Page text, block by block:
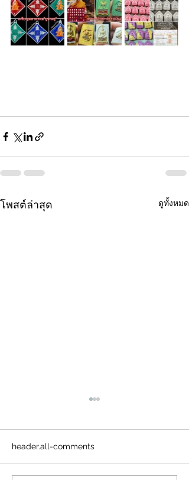
โพสต์ล่าสุด ดูทั้งหมด
header.all-comments